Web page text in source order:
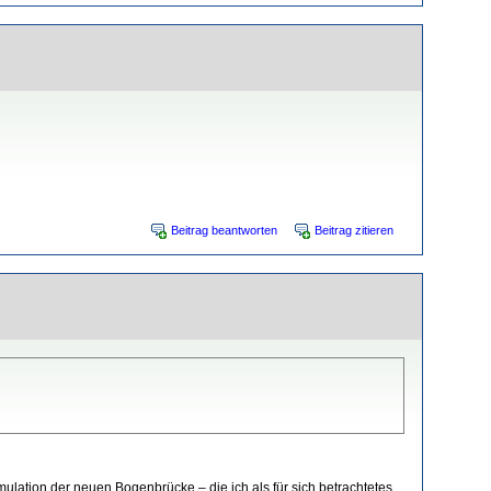
Beitrag beantworten Beitrag zitieren
der neuen Bogenbrücke – die ich als für sich betrachtetes